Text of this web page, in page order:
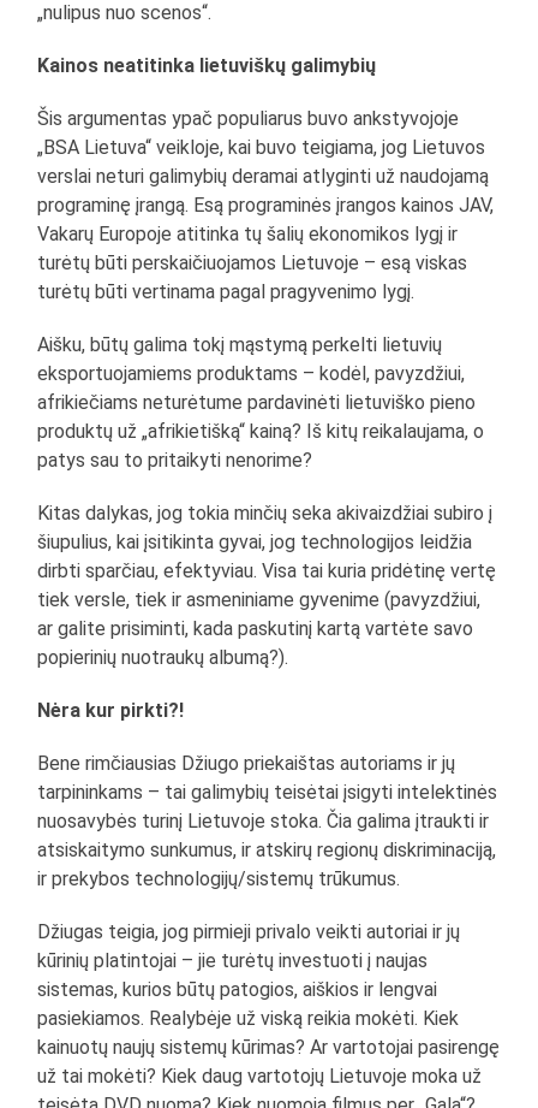
„nulipus nuo scenos“.
Kainos neatitinka lietuviškų galimybių
Šis argumentas ypač populiarus buvo ankstyvojoje
„BSA Lietuva“ veikloje, kai buvo teigiama, jog Lietuvos
verslai neturi galimybių deramai atlyginti už naudojamą
programinę įrangą. Esą programinės įrangos kainos JAV,
Vakarų Europoje atitinka tų šalių ekonomikos lygį ir
turėtų būti perskaičiuojamos Lietuvoje – esą viskas
turėtų būti vertinama pagal pragyvenimo lygį.
Aišku, būtų galima tokį mąstymą perkelti lietuvių
eksportuojamiems produktams – kodėl, pavyzdžiui,
afrikiečiams neturėtume pardavinėti lietuviško pieno
produktų už „afrikietišką“ kainą? Iš kitų reikalaujama, o
patys sau to pritaikyti nenorime?
Kitas dalykas, jog tokia minčių seka akivaizdžiai subiro į
šiupulius, kai įsitikinta gyvai, jog technologijos leidžia
dirbti sparčiau, efektyviau. Visa tai kuria pridėtinę vertę
tiek versle, tiek ir asmeniniame gyvenime (pavyzdžiui,
ar galite prisiminti, kada paskutinį kartą vartėte savo
popierinių nuotraukų albumą?).
Nėra kur pirkti?!
Bene rimčiausias Džiugo priekaištas autoriams ir jų
tarpininkams – tai galimybių teisėtai įsigyti intelektinės
nuosavybės turinį Lietuvoje stoka. Čia galima įtraukti ir
atsiskaitymo sunkumus, ir atskirų regionų diskriminaciją,
ir prekybos technologijų/sistemų trūkumus.
Džiugas teigia, jog pirmieji privalo veikti autoriai ir jų
kūrinių platintojai – jie turėtų investuoti į naujas
sistemas, kurios būtų patogios, aiškios ir lengvai
pasiekiamos. Realybėje už viską reikia mokėti. Kiek
kainuotų naujų sistemų kūrimas? Ar vartotojai pasirengę
už tai mokėti? Kiek daug vartotojų Lietuvoje moka už